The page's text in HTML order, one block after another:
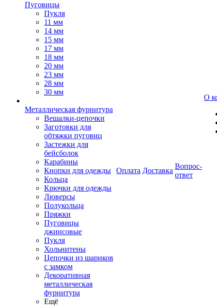
Пуговицы
Пукля
11 мм
14 мм
15 мм
17 мм
18 мм
20 мм
23 мм
28 мм
30 мм
Металлическая фурнитура
Вешалки-цепочки
Заготовки для
обтяжки пуговиц
Застежки для
бейсболок
Карабины
Кнопки для одежды
Кольца
Крючки для одежды
Люверсы
Полукольца
Пряжки
Пуговицы
джинсовые
Пукля
Хольнитены
Цепочки из шариков
с замком
Декоративная
металлическая
фурнитура
Ещё
Оплата Доставка
Вопрос-
ответ
О